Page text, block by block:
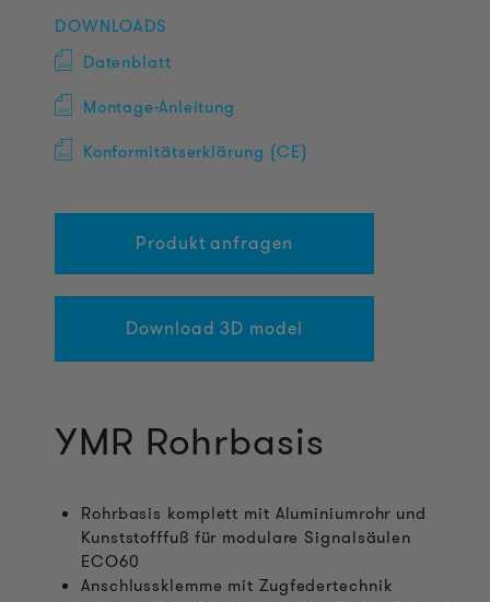
DOWNLOADS
Datenblatt
Montage-Anleitung
Konformitätserklärung (CE)
Produkt anfragen
Download 3D model
YMR Rohrbasis
Rohrbasis komplett mit Aluminiumrohr und
Kunststofffuß für modulare Signalsäulen
ECO60
Anschlussklemme mit Zugfedertechnik